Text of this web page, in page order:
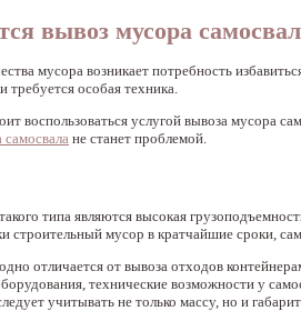
вывоз мусора
мусора возникает потребность
требуется особая техника.
воспользоваться услугой вывоза мусора
самосвала не станет проблемой.
типа являются высокая
строительный мусор в кратчайшие сроки,
отличается от вывоза отходов
технические возможности у
учитывать не только массу, но и